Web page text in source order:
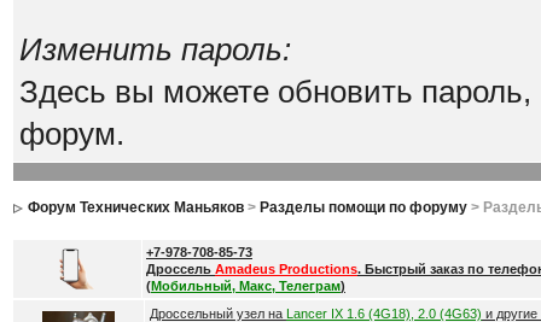
Изменить пароль:
Здесь вы можете обновить
форум.
Форум Технических Маньяков> Разделы помощи по форуму>
+7-978-708-85-73
Дроссель Amadeus Productions. Быстрый заказ по
(Мобильный, Макс, Телеграм)
Дроссельный узел на Lancer IX 1.6 (4G18), 2.0 (4G63) и